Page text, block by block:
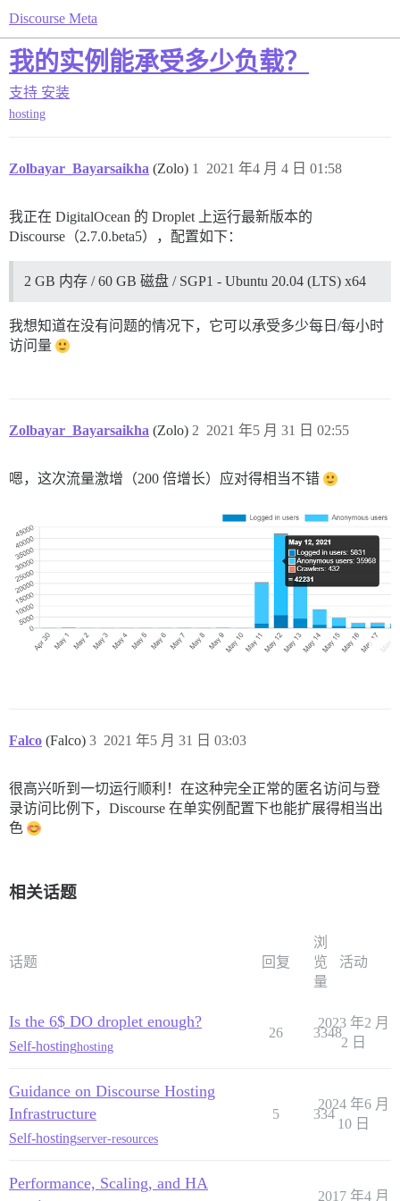
Discourse Meta
我的实例能承受多少负载？
支持 安装
hosting
Zolbayar_Bayarsaikha (Zolo) 2021 年4 月 4 日 01:58
1
我正在 DigitalOcean 的 Droplet 上运行最新版本的
Discourse（2.7.0.beta5），配置如下：
2 GB 内存 / 60 GB 磁盘 / SGP1 - Ubuntu 20.04 (LTS) x64
我想知道在没有问题的情况下，它可以承受多少每日/每小时
访问量
Zolbayar_Bayarsaikha (Zolo) 2021 年5 月 31 日 02:55
2
嗯，这次流量激增（200 倍增长）应对得相当不错
Falco (Falco) 2021 年5 月 31 日 03:03
3
很高兴听到一切运行顺利！在这种完全正常的匿名访问与登
录访问比例下，Discourse 在单实例配置下也能扩展得相当出
色
相关话题
话题 回复
浏
览
量
活动
Is the 6$ DO droplet enough?
Self-hostinghosting
26 3348
2023 年2 月
2 日
Guidance on Discourse Hosting
Infrastructure
Self-hostingserver-resources
5 334
2024 年6 月
10 日
Performance, Scaling, and HA
2017 年4 月